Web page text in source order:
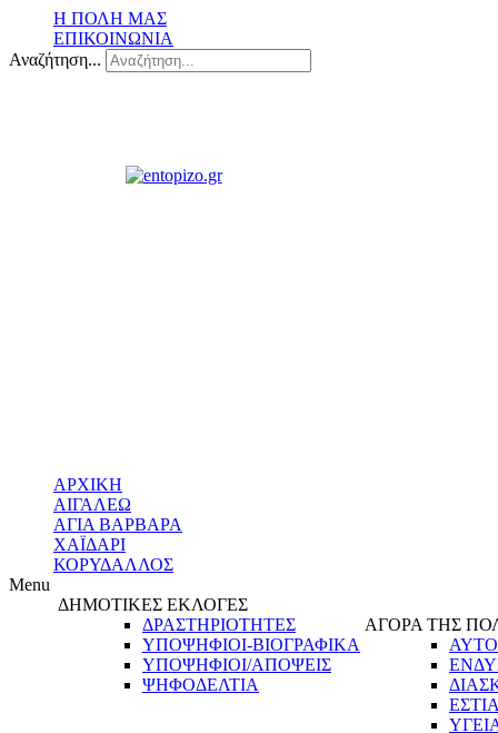
Η ΠΟΛΗ ΜΑΣ
ΕΠΙΚΟΙΝΩΝΙΑ
Αναζήτηση...
ΑΡΧΙΚΗ
ΑΙΓΑΛΕΩ
ΑΓΙΑ ΒΑΡΒΑΡΑ
ΧΑΪΔΑΡΙ
ΚΟΡΥΔΑΛΛΟΣ
Menu
ΔΗΜΟΤΙΚΕΣ ΕΚΛΟΓΕΣ
ΔΡΑΣΤΗΡΙΟΤΗΤΕΣ
ΥΠΟΨΗΦΙΟΙ-ΒΙΟΓΡΑΦΙΚΑ
ΥΠΟΨΗΦΙΟΙ/ΑΠΟΨΕΙΣ
ΨΗΦΟΔΕΛΤΙΑ
ΑΓΟΡΑ ΤΗΣ